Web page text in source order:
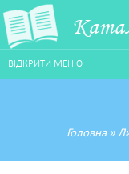
ВІДКРИТИ МЕНЮ
Головна»